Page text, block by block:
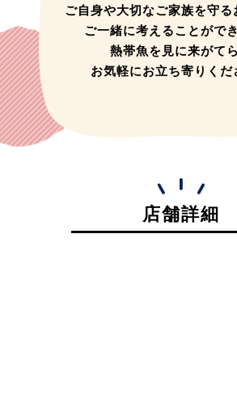
ご自身や大切なご家族を守る
ご一緒に考えることができ
熱帯魚を見に来がてら
お気軽にお立ち寄りくだ
店舗詳細